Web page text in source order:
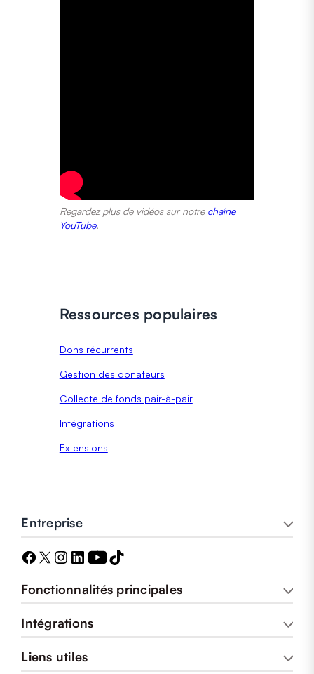
Regardez plus de vidéos sur notre chaîne
YouTube.
Ressources populaires
Dons récurrents
Gestion des donateurs
Collecte de fonds pair-à-pair
Intégrations
Extensions
Entreprise
Fonctionnalités principales
Intégrations
Liens utiles